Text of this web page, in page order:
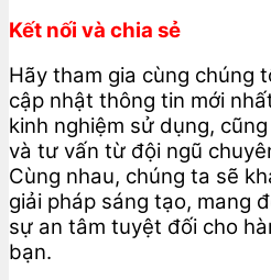
Kết nối và chia sẻ
Hãy tham gia cùng chúng
cập nhật thông tin mới
kinh nghiệm sử dụng,
và tư vấn từ đội ngũ
Cùng nhau, chúng ta sẽ
giải pháp sáng tạo, mang
sự an tâm tuyệt đối cho
bạn.